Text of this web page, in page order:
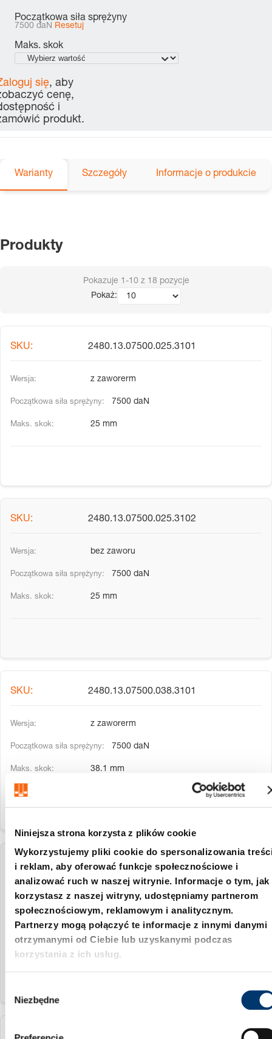
Niniejsza strona korzysta z plików cookie
Wykorzystujemy pliki cookie do spersonalizowania
i reklam, aby oferować funkcje społecznościowe i
analizować ruch w naszej witrynie. Informacje o tym, jak
korzystasz z naszej witryny, udostępniamy partnerom
społecznościowym, reklamowym i analitycznym.
Partnerzy mogą połączyć te informacje z innymi danymi
otrzymanymi od Ciebie lub uzyskanymi podczas
korzystania z ich usług.
Niezbędne
Początkowa siła sprężyny
7500 daN Resetuj
Maks. skok
się, aby
cenę,
i
produkt.
Warianty Szczegóły Informacje o produkcie
Produkty
Pokazuje 1-10 z 18 pozycje
Pokaż:
2480.13.07500.025.3101
z zaworerm
7500 daN
25 mm
2480.13.07500.025.3102
bez zaworu
7500 daN
25 mm
2480.13.07500.038.3101
z zaworerm
7500 daN
38.1 mm
2480.13.07500.038.3102
bez zaworu
7500 daN
38.1 mm